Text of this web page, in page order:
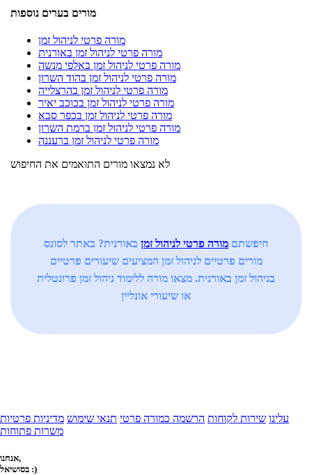
מורים בערים נוספות
מורה פרטי לניהול זמן
מורה פרטי לניהול זמן באורנית
מורה פרטי לניהול זמן באלפי מנשה
מורה פרטי לניהול זמן בהוד השרון
מורה פרטי לניהול זמן בהרצלייה
מורה פרטי לניהול זמן בכוכב יאיר
מורה פרטי לניהול זמן בכפר סבא
מורה פרטי לניהול זמן ברמת השרון
מורה פרטי לניהול זמן ברעננה
לא נמצאו מורים התואמים את החיפוש
חיפשתם מורה פרטי לניהול זמן באורנית? באתר לסונס
מורים פרטיים לניהול זמן המציעים שיעורים פרטיים
בניהול זמן באורנית. מצאו מורה ללימוד ניהול זמן פרונטלית
או שיעורי אונליין
עלינו שירות לקוחות הרשמה כמורה פרטי תנאי שימוש מדיניות פרטיות
משרות פתוחות
אנחנו,
בסושיאל :)